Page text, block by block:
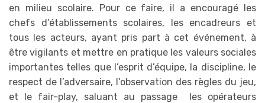
en milieu scolaire. Pour ce faire, il a encouragé les
chefs d’établissements scolaires, les encadreurs et
tous les acteurs, ayant pris part à cet événement, à
être vigilants et mettre en pratique les valeurs sociales
importantes telles que l’esprit d’équipe, la discipline, le
respect de l’adversaire, l’observation des règles du jeu,
et le fair-play, saluant au passage les opérateurs